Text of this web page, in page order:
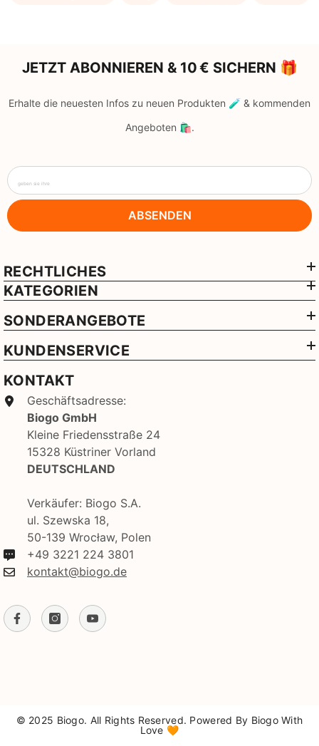
JETZT ABONNIEREN & 10 € SICHERN 🎁
Erhalte die neuesten Infos zu neuen Produkten 🧪 & kommenden
Angeboten 🛍️.
geben sie ihre
ABSENDEN
RECHTLICHES
KATEGORIEN
SONDERANGEBOTE
KUNDENSERVICE
KONTAKT
Geschäftsadresse:
Biogo GmbH
Kleine Friedensstraße 24
15328 Küstriner Vorland
DEUTSCHLAND
Verkäufer: Biogo S.A.
ul. Szewska 18,
50-139 Wrocław, Polen
+49 3221 224 3801
kontakt@biogo.de
© 2025 Biogo. All Rights Reserved. Powered By Biogo With
Love 🧡